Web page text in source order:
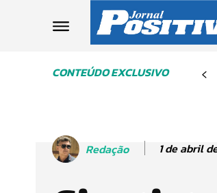
CONTEÚDO EXCLUSIVO
Redação 1 de abril